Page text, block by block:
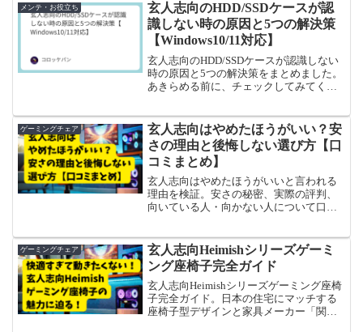
メンテ・お役立ち
玄人志向のHDD/SSDケースが認
識しない時の原因と5つの解決策
【Windows10/11対応】
玄人志向のHDD/SSDケースが認識しない
時の原因と5つの解決策をまとめました。
あきらめる前に、チェックしてみてくだ
ゲーミングチェア
玄人志向はやめたほうがいい？安
さの理由と後悔しない選び方【口
コミまとめ】
玄人志向はやめたほうがいいと言われる
理由を検証。安さの秘密、実際の評判、
向いている人・向かない人について口コ
めて失敗しない選び方を解説します。
ゲーミングチェア
玄人志向Heimishシリーズゲーミ
ング座椅子完全ガイド
玄人志向Heimishシリーズゲーミング座椅
子完全ガイド。日本の住宅にマッチする
座椅子型デザインと家具メーカー「関家